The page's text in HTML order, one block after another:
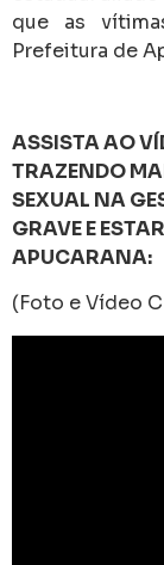
que as
Prefeitura de
ASSISTA AO
TRAZENDO
SEXUAL NA
GRAVE E
APUCARANA:
(Foto e Vídeo